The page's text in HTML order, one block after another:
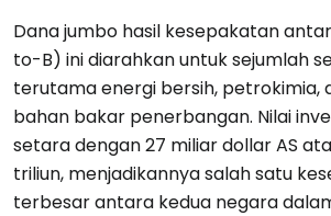
Dana jumbo hasil kesepakatan
to-B) ini diarahkan untuk sejumlah
terutama energi bersih, petrokimia,
bahan bakar penerbangan. Nilai
setara dengan 27 miliar dollar AS
triliun, menjadikannya salah satu
terbesar antara kedua negara